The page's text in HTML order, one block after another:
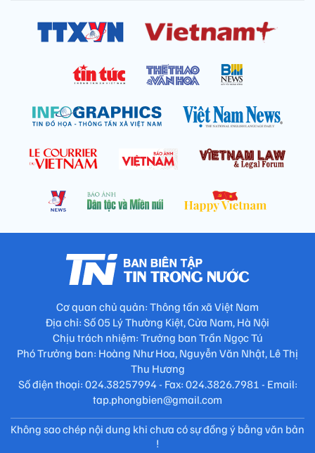
Cơ quan chủ quản: Thông tấn xã Việt Nam
Địa chỉ: Số 05 Lý Thường Kiệt, Cửa Nam, Hà Nội
Chịu trách nhiệm: Trưởng ban Trần Ngọc Tú
Phó Trưởng ban: Hoàng Như Hoa, Nguyễn Văn Nhật, Lê Thị
Thu Hương
Số điện thoại: 024.38257994 - Fax: 024.3826.7981 - Email:
tap.phongbien@gmail.com
Không sao chép nội dung khi chưa có sự đồng ý bằng văn bản
!